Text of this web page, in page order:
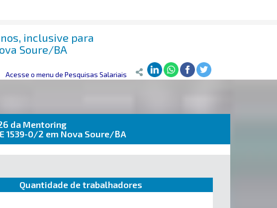
inclusive para
Soure/BA
Acesse o menu de Pesquisas Salariais
da Mentoring
1539-0/2 em Nova Soure/BA
Quantidade de trabalhadores